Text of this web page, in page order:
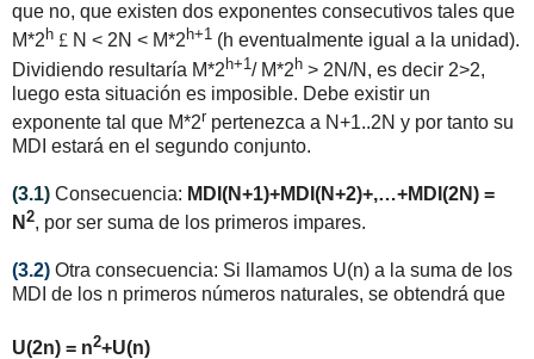
que no, que existen dos exponentes consecutivos tales que
M*2 h £ N < 2N < M*2 h+1 (h eventualmente igual a la unidad).
Dividiendo resultaría M*2h+1/ M*2h > 2N/N, es decir 2>2,
luego esta situación es imposible. Debe existir un
exponente tal que M*2r pertenezca a N+1..2N y por tanto su
MDI estará en el segundo conjunto.
(3.1) Consecuencia: MDI(N+1)+MDI(N+2)+,…+MDI(2N) =
N 2, por ser suma de los primeros impares.
(3.2) Otra consecuencia: Si llamamos U(n) a la suma de los
MDI de los n primeros números naturales, se obtendrá que
U(2n) = n2+U(n)